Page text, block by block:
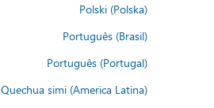
Polski (Polska)
Português (Brasil)
Português (Portugal)
Quechua simi (America Latina)